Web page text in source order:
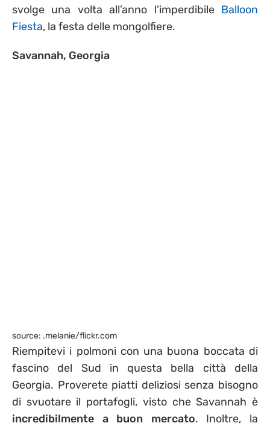
svolge una volta all’anno l’imperdibile Balloon
Fiesta, la festa delle mongolfiere.
Savannah, Georgia
source: .melanie/flickr.com
Riempitevi i polmoni con una buona boccata di
fascino del Sud in questa bella città della
Georgia. Proverete piatti deliziosi senza bisogno
di svuotare il portafogli, visto che Savannah è
incredibilmente a buon mercato. Inoltre, la